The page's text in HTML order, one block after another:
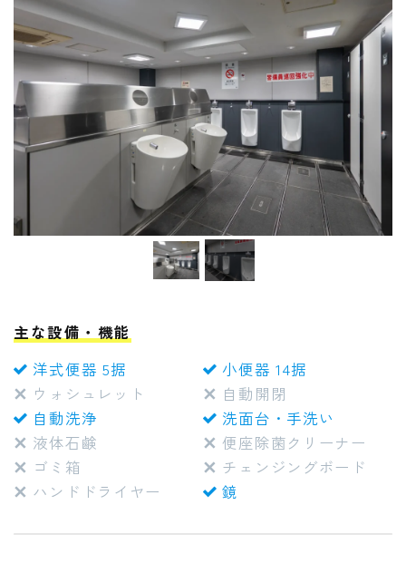
主な設備・機能
洋式便器 5据
小便器 14据
ウォシュレット
自動開閉
自動洗浄
洗面台・手洗い
液体石鹸
便座除菌クリーナー
ゴミ箱
チェンジングボード
ハンドドライヤー
鏡